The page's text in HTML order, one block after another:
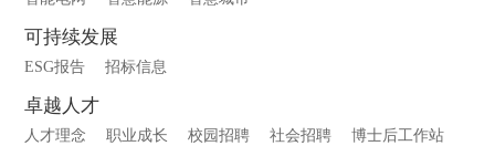
可持续发展
ESG报告 招标信息
卓越人才
人才理念 职业成长 校园招聘 社会招聘
博士后工作站